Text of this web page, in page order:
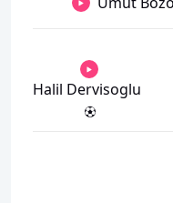
Halil Dervisoglu